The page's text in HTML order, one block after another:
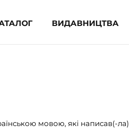
ВИДАВНИЦТВА
мовою, які написав(-ла)